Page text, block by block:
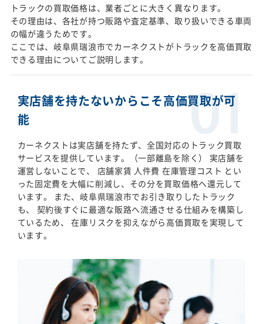
トラックの買取価格は、業者ごとに大きく異なります。
その理由は、各社が持つ販路や査定基準、取り扱いできる車両
の幅が違うためです。
ここでは、岐阜県瑞浪市でカーネクストがトラックを高価買取
できる理由についてご説明します。
実店舗を持たないからこそ高価買取が可
能
カーネクストは実店舗を持たず、全国対応のトラック買取
サービスを提供しています。（一部離島を除く） 実店舗を
運営しないことで、 店舗家賃 人件費 在庫管理コスト とい
った固定費を大幅に削減し、その分を買取価格へ還元して
います。 また、岐阜県瑞浪市でお引き取りしたトラック
も、 契約後すぐに最適な販路へ流通させる仕組みを構築し
ているため、 在庫リスクを抑えながら高価買取を実現して
います。